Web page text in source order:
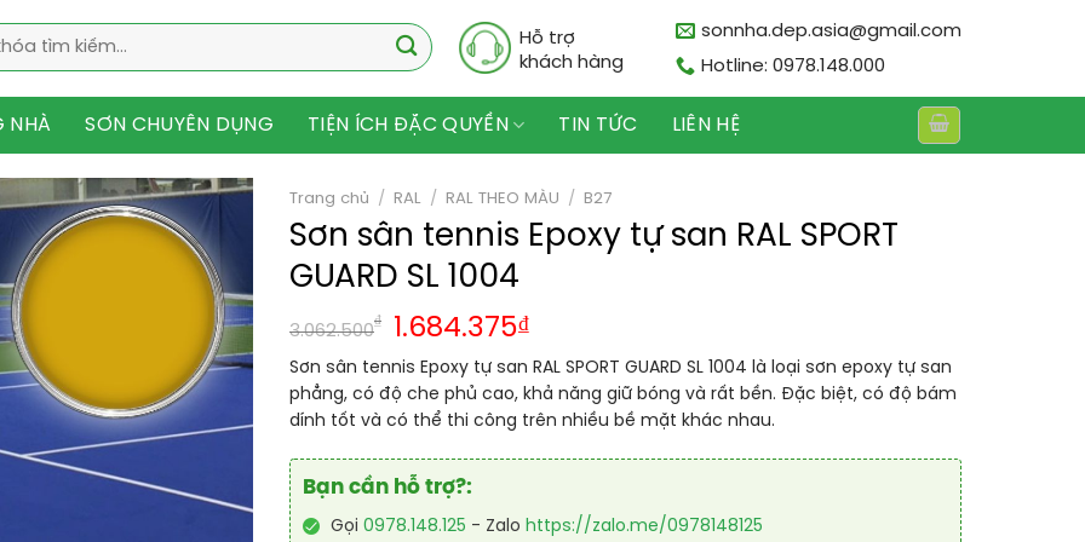
Hỗ trợ
khách hàng
sonnha.dep.asia@gmail.com
Hotline: 0978.148.000
NHÀ SƠN CHUYÊN DỤNG TIỆN ÍCH ĐẶC QUYỀN TIN TỨC LIÊN HỆ
Trang chủ / RAL / RAL THEO MÀU / B27
Sơn sân tennis Epoxy tự san RAL SPORT
GUARD SL 1004
3.062.500
₫ 1.684.375₫
Sơn sân tennis Epoxy tự san RAL SPORT GUARD SL 1004 là loại sơn epoxy tự san
phẳng, có độ che phủ cao, khả năng giữ bóng và rất bền. Đặc biệt, có độ bám
dính tốt và có thể thi công trên nhiều bề mặt khác nhau.
Bạn cần hỗ trợ?:
Gọi 0978.148.125 - Zalo https://zalo.me/0978148125